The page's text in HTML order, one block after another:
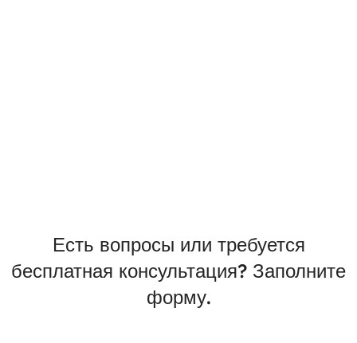
Есть вопросы или требуется
бесплатная консультация? Заполните
форму.